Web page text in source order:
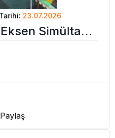
23.07.2026
Simültane
2011
Paylaş